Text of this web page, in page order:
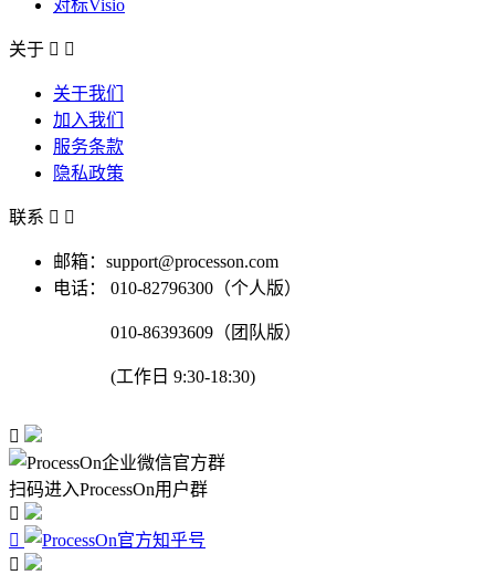
对标Visio
关于  
关于我们
加入我们
服务条款
隐私政策
联系  
邮箱：support@processon.com
电话：
010-82796300（个人版）
010-86393609（团队版）
(工作日 9:30-18:30)

扫码进入ProcessOn用户群


